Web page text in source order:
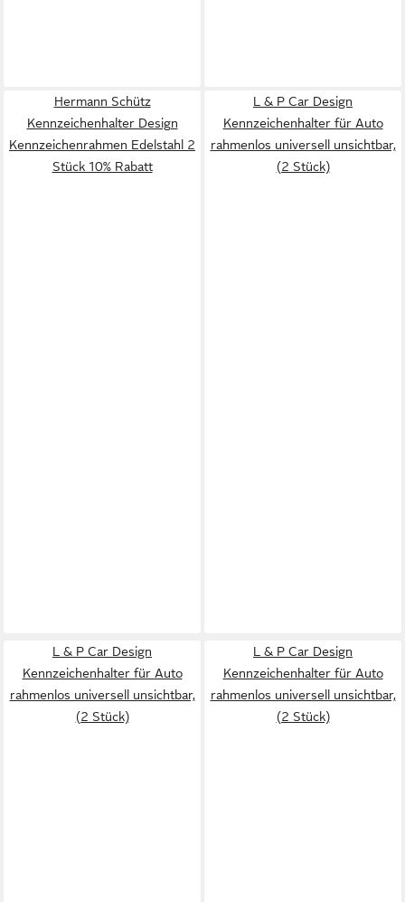
Hermann Schütz
Kennzeichenhalter Design
Kennzeichenrahmen Edelstahl 2
Stück 10% Rabatt
L & P Car Design
Kennzeichenhalter für Auto
rahmenlos universell unsichtbar,
(2 Stück)
L & P Car Design
Kennzeichenhalter für Auto
rahmenlos universell unsichtbar,
(2 Stück)
L & P Car Design
Kennzeichenhalter für Auto
rahmenlos universell unsichtbar,
(2 Stück)